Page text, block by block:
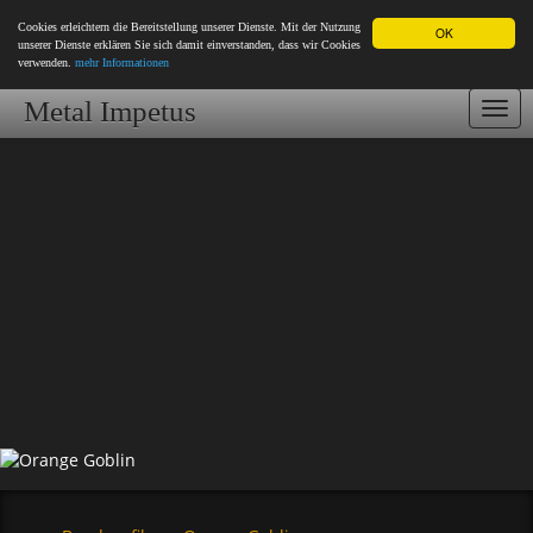
OK
Cookies erleichtern die Bereitstellung unserer Dienste. Mit der Nutzung
unserer Dienste erklären Sie sich damit einverstanden, dass wir Cookies
verwenden. mehr Informationen
Metal Impetus